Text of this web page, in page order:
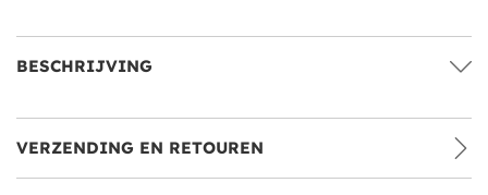
BESCHRIJVING
VERZENDING EN RETOUREN